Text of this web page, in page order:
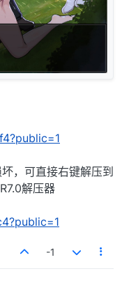
，可直接右键解压到
解压器
-1